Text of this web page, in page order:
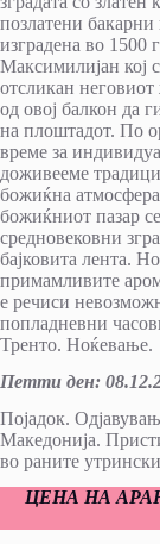
позлатени
изградена во 1500
Максимилијан кој
отсликан
од овој балкон да
на плоштадот. По
време за
доживееме
божиќна
божиќниот пазар
средновековни
бајковита лента.
примамливите
е речиси
попладневни
Тренто. Ноќевање.
Петти ден: 0
Појадок.
Македонија.
во раните
ЦЕНА НА